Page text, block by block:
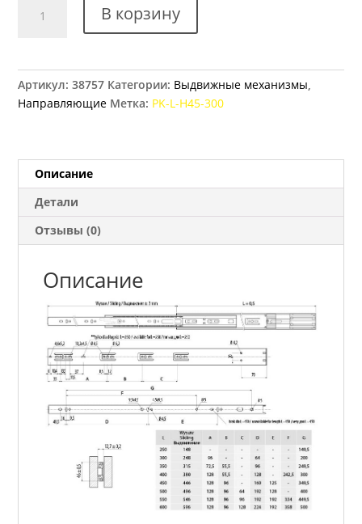
товара
Plus
В корзину
Артикул:38757 Категории: Выдвижные механизмы,
Направляющие Метка: PK-L-H45-300
Описание
Детали
Отзывы (0)
Описание